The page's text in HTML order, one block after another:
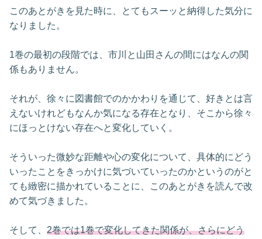
このあとがきを見た時に、とてもスーッと納得した気分に
なりました。
1巻の最初の段階では、市川と山田さんの間にはなんの関
係もありません。
それが、徐々に図書館でのかかわりを通じて、好きとは言
えないけれどもなんか気になる存在となり、そこから徐々
にほっとけない存在へと変化していく。
そういった微妙な距離や心の変化について、具体的にどう
いったことをきっかけに気づいていったのかというのがと
ても緻密に描かれていることに、このあとがきを読んで改
めて気づきました。
そして、 2巻では1巻で変化してきた関係が、さらにどう